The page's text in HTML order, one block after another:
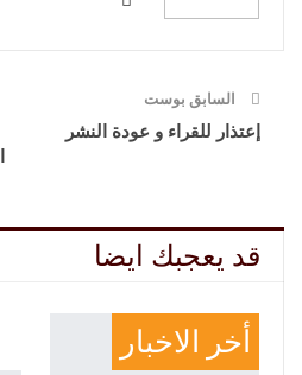
السابق بوست
إعتذار للقراء و عودة النشر
قد يعجبك ايضا
أخر الاخبار